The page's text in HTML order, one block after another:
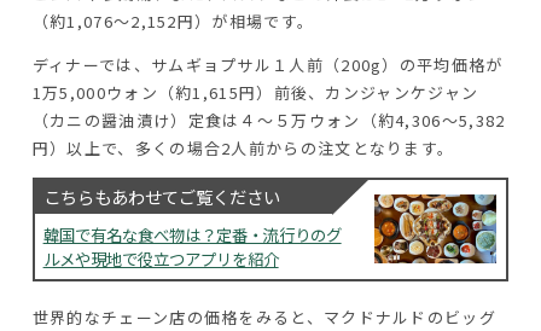
（約1,076～2,152円）が相場です。
ディナーでは、サムギョプサル１人前（200g）の平均価格が
1万5,000ウォン（約1,615円）前後、カンジャンケジャン
（カニの醤油漬け）定食は４～５万ウォン（約4,306～5,382
円）以上で、多くの場合2人前からの注文となります。
こちらもあわせてご覧ください
韓国で有名な食べ物は？定番・流行りのグ
ルメや現地で役立つアプリを紹介
世界的なチェーン店の価格をみると、マクドナルドのビッグ